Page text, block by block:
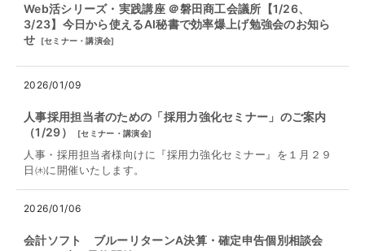
Web活シリーズ・実践講座 ＠磐田商工会議所【1/26、
3/23】今日から使えるAI秘書で効率爆上げ勉強会のお知ら
せ
[セミナー・講演会]
2026/01/09
人事採用担当者のための「採用力強化セミナー」のご案内
（1/29）
[セミナー・講演会]
人事・採用担当者様向けに『採用力強化セミナー』を１月２９
日㈭に開催いたします。
2026/01/06
会計ソフト ブルーリターンA決算・確定申告個別相談会